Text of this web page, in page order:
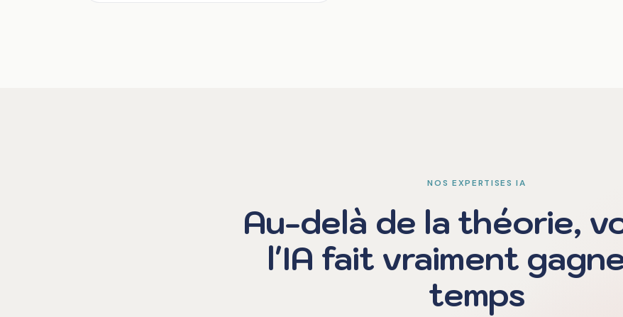
NOS EXPERTISES IA
Au-delà de la théorie,
l'IA fait vraiment
temps